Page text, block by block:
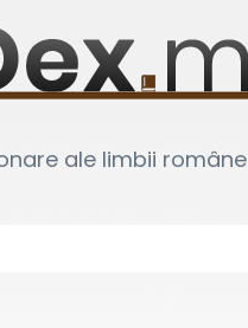
ale limbii române